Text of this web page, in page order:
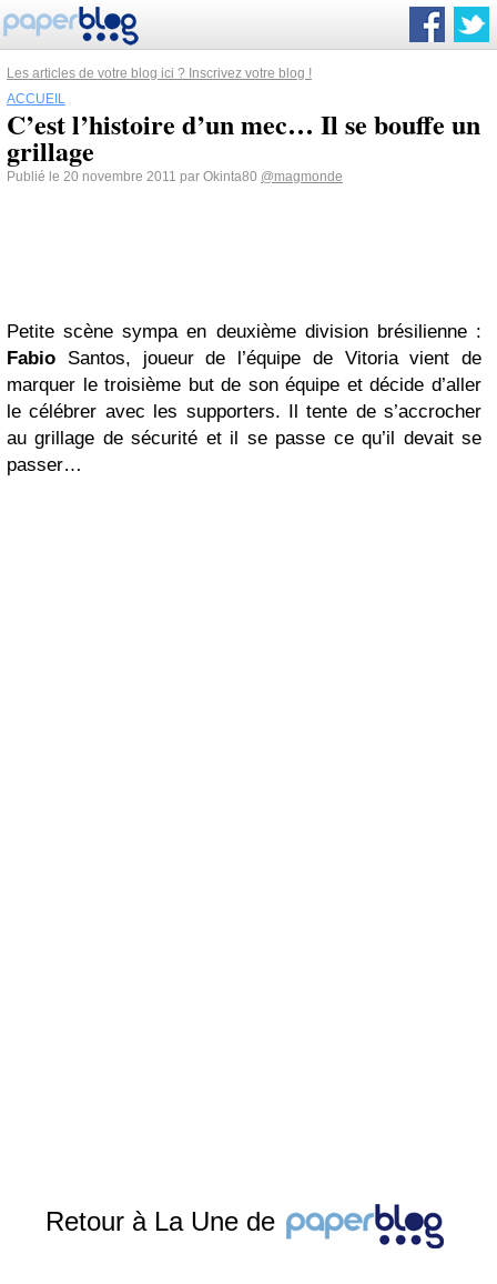
Les articles de votre blog ici ? Inscrivez votre blog !
ACCUEIL
C’est l’histoire d’un mec… Il se bouffe un
grillage
Publié le 20 novembre 2011 par Okinta80 @magmonde
Petite scène sympa en deuxième division brésilienne :
Fabio Santos, joueur de l’équipe de Vitoria vient de
marquer le troisième but de son équipe et décide d’aller
le célébrer avec les supporters. Il tente de s’accrocher
au grillage de sécurité et il se passe ce qu’il devait se
passer…
Retour à La Une de